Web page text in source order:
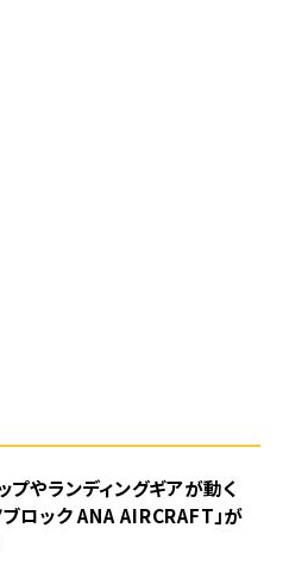
プやランディングギアが動く
ブロック ANA AIRCRAFT」が